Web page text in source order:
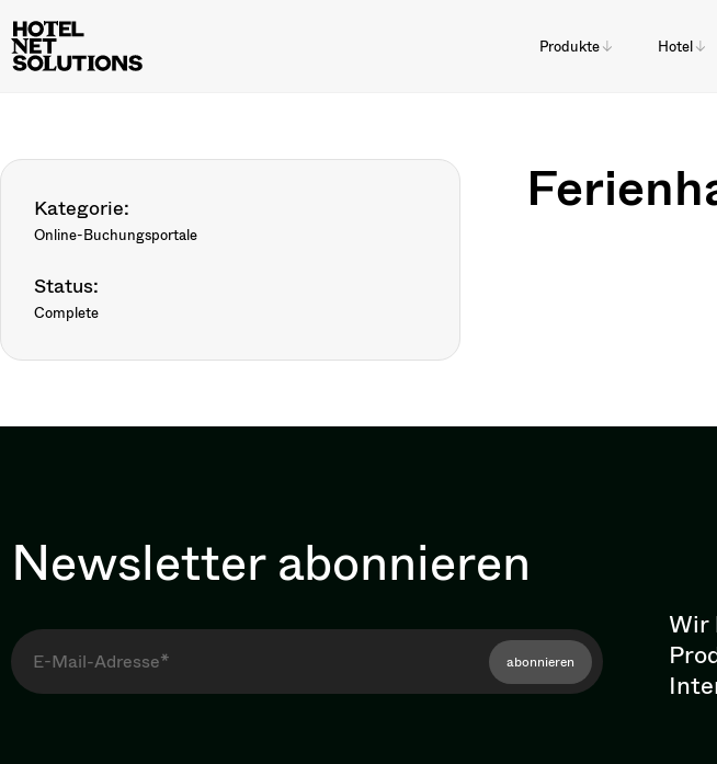
Produkte Hotel
Kategorie:
Online-Buchungsportale
Status:
Complete
Newsletter abonnieren
abonnieren
Wir